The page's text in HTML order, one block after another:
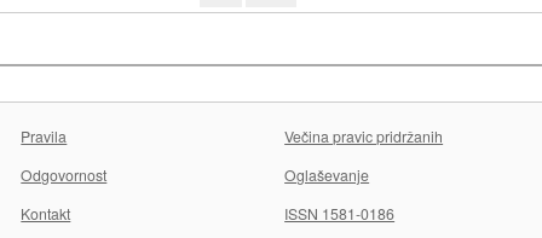
Pravila
Večina pravic pridržanih
Odgovornost
Oglaševanje
Kontakt
ISSN 1581-0186